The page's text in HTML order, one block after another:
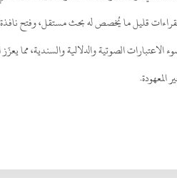
قليل ما يُخصص له بحث مستقل، وفتح
الاعتبارات الصوتية والدلالية والسندية، مما
المعهودة.